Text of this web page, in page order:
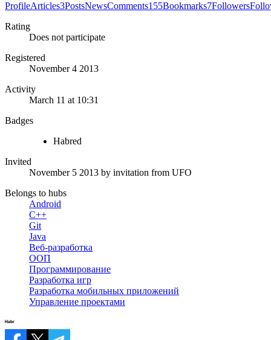
ProfileArticles3PostsNewsComments155Bookmarks7Followers
Rating
Does not participate
Registered
November 4 2013
Activity
March 11 at 10:31
Badges
Habred
Invited
November 5 2013 by invitation from UFO
Belongs to hubs
Android
C++
Git
Java
Веб-разработка
ООП
Программирование
Разработка игр
Разработка мобильных приложений
Управление проектами